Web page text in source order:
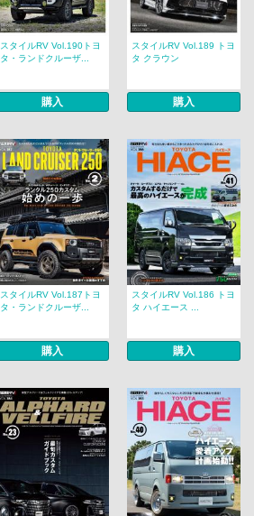
スタイルRV Vol.190トヨ
タ・ランドクルーザ...
購入
スタイルRV Vol.189 トヨ
タ クラウン
購入
スタイルRV Vol.187トヨ
タ・ランドクルーザ...
購入
スタイルRV Vol.186 トヨ
タ ハイエース ...
購入